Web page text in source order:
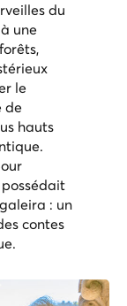
du
une
le
de
hauts
: un
contes